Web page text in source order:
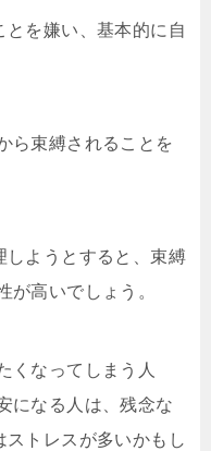
を嫌い、基本的に自
ら束縛されることを
しようとすると、束縛
が高いでしょう。
くなってしまう人
になる人は、残念な
トレスが多いかもし